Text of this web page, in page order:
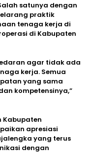
satunya dengan
praktik
tenaga kerja di
di Kabupaten
agar tidak ada
kerja. Semua
yang sama
kompetensinya,”
Kabupaten
apresiasi
yang terus
dengan